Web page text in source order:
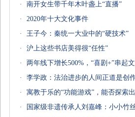
·
南开女生带千年木叶盏上“直播”
·
2020年十大文化事件
·
王子今：秦统一大业中的“硬技术”
·
沪上这些书店美得很“任性”
·
两年线下增长500%，“喜剧+”串起
·
李学政：法治进步的人间正道是创
·
寓教于乐的“功能游戏”，能否探索
·
国家级非遗传承人刘嘉峰：小小竹